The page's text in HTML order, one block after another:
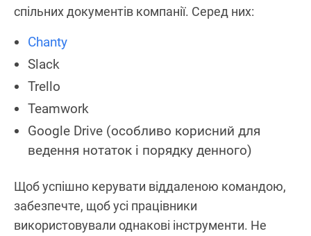
спільних документів компанії. Серед них:
Chanty
Slack
Trello
Teamwork
Google Drive (особливо корисний для
ведення нотаток і порядку денного)
Щоб успішно керувати віддаленою командою,
забезпечте, щоб усі працівники
використовували однакові інструменти. Не